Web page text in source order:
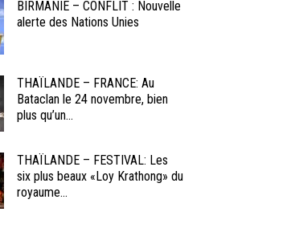
BIRMANIE – CONFLIT : Nouvelle
alerte des Nations Unies
THAÏLANDE – FRANCE: Au
Bataclan le 24 novembre, bien
plus qu’un...
THAÏLANDE – FESTIVAL: Les
six plus beaux «Loy Krathong» du
royaume...